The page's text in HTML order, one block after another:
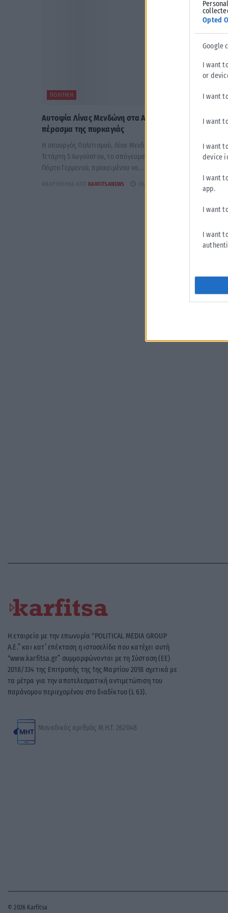
Opted
Google
I want
or
I want
I want
I want
device
I want
app.
I want
I want
ΠΟΛΙΤΙΚΉ
Αυτοψία Λίνας Μενδώνη στα Αιγόσθενα μετά το
πέρασμα της πυρκαγιάς
Η υπουργός Πολιτισμού, Λίνα Μενδώνη, πραγματοποίησε χθες,
Τετάρτη 5 Αυγούστου, το απόγευμα, αυτοψία στην περιοχή του
Πόρτο Γερμενού, προκειμένου να...
ΑΝΑΡΤΉΘΗΚΕ ΑΠΌ KARFITSANEWS 06/08/2026
Η εταιρεία με την επωνυμία “POLITICAL MEDIA GROUP
A.E.” και κατ’ επέκταση η ιστοσελίδα που κατέχει αυτή
“www.karfitsa.gr” συμμορφώνονται με τη Σύσταση (ΕΕ)
2018/334 της Επιτροπής της 1ης Μαρτίου 2018 σχετικά με
τα μέτρα για την αποτελεσματική αντιμετώπιση του
παράνομου περιεχομένου στο διαδίκτυο (L 63).
Μοναδικός αριθμός Μ.Η.Τ. 262048
© 2026 Karfitsa